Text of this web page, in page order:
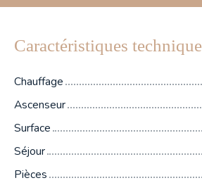
Caractéristiques
Chauffage
Ascenseur
Surface
Séjour
Pièces